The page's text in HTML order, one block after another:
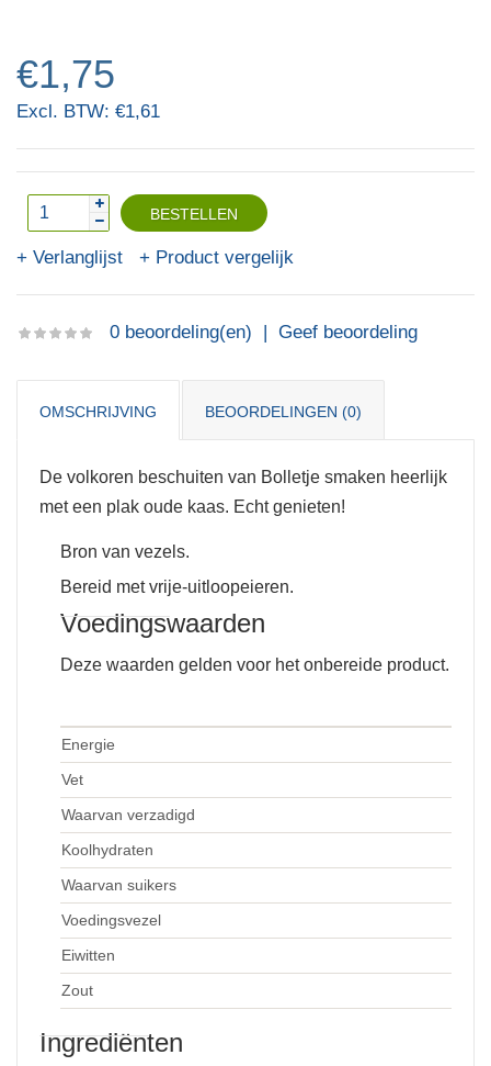
€1,75
Excl. BTW: €1,61
Verlanglijst Product vergelijk
0 beoordeling(en) | Geef beoordeling
OMSCHRIJVING BEOORDELINGEN (0)
De volkoren beschuiten van Bolletje smaken heerlijk
met een plak oude kaas. Echt genieten!
Bron van vezels.
Bereid met vrije-uitloopeieren.
Voedingswaarden
Deze waarden gelden voor het onbereide product.
Energie
Vet
Waarvan verzadigd
Koolhydraten
Waarvan suikers
Voedingsvezel
Eiwitten
Zout
Ingrediënten